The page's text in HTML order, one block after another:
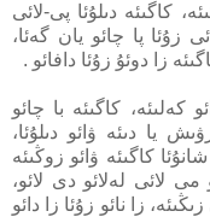
كاگىئە دىلۇئا پى-لائى
زۇئا پا چائو يان گەئا،
زا دوئۇ زۇئا دافائو .
كەلىئە، كاگىئە با چائو
يا دىئە ۋائو دىلۇئا،
كاگىئە ۋائو زوڭىئە
مى لائى لەلائو دى لائو،
زا نائو زۇئا زا دائو